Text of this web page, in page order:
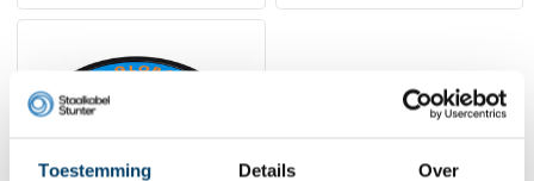
Toestemming Details Over